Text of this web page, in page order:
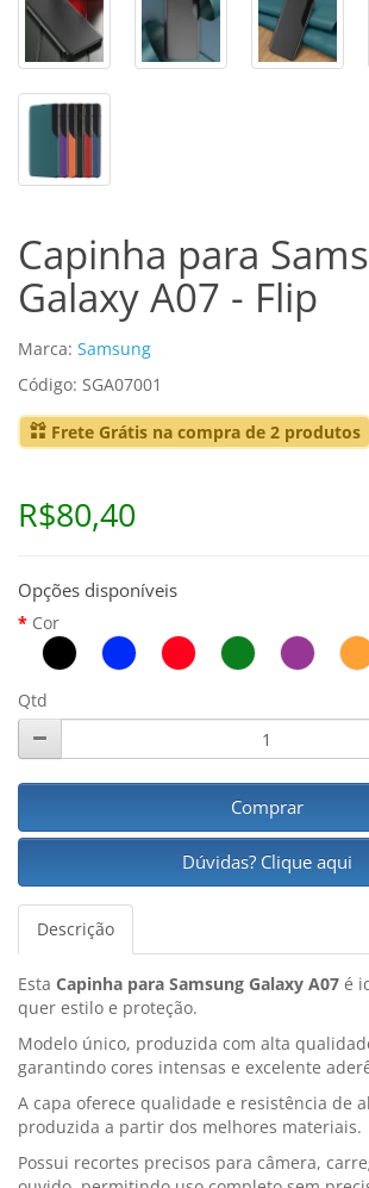
Capinha para
Galaxy A07 - Flip
Marca: Samsung
Código: SGA07001
Frete Grátis na compra de 2 produtos
R$80,40
Opções disponíveis
Cor
Qtd
Comprar
Dúvidas? Clique aqui
Descrição
Esta Capinha para Samsung Galaxy A07 é
quer estilo e proteção.
Modelo único, produzida com alta
garantindo cores intensas e excelente
A capa oferece qualidade e resistência de
produzida a partir dos melhores materiais.
Possui recortes precisos para câmera,